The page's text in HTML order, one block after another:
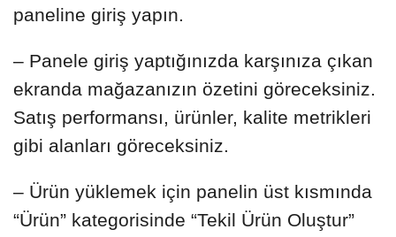
paneline giriş yapın.
– Panele giriş yaptığınızda karşınıza çıkan
ekranda mağazanızın özetini göreceksiniz.
Satış performansı, ürünler, kalite metrikleri
gibi alanları göreceksiniz.
– Ürün yüklemek için panelin üst kısmında
“Ürün” kategorisinde “Tekil Ürün Oluştur”